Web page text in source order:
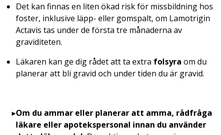
Det kan finnas en liten ökad risk för missbildning hos
foster, inklusive läpp- eller gomspalt, om Lamotrigin
Actavis tas under de första tre månaderna av
graviditeten.
Läkaren kan ge dig rådet att ta extra folsyra om du
planerar att bli gravid och under tiden du är gravid.
Om du ammar eller planerar att amma, rådfråga
läkare eller apotekspersonal innan du använder